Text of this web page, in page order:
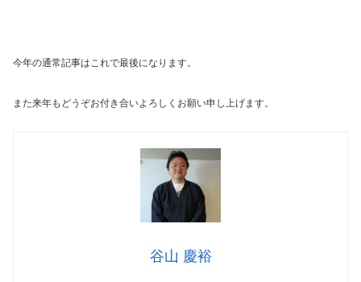
今年の通常記事はこれで最後になります。
また来年もどうぞお付き合いよろしくお願い申し上げます。
谷山 慶裕